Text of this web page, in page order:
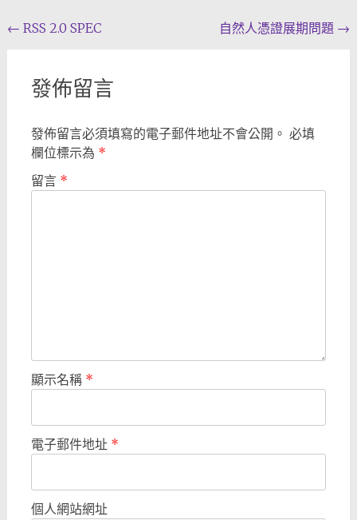
Post
← RSS 2.0 SPEC 自然人憑證展期問題 →
發佈留言
發佈留言必須填寫的電子郵件地址不會公開。 必填
欄位標示為 *
留言 *
顯示名稱 *
電子郵件地址 *
個人網站網址